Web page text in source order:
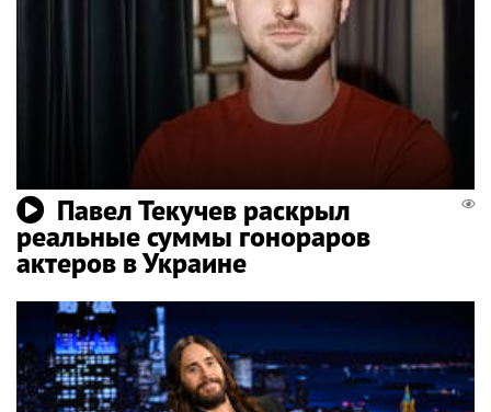
Павел Текучев раскрыл
реальные суммы гонораров
актеров в Украине